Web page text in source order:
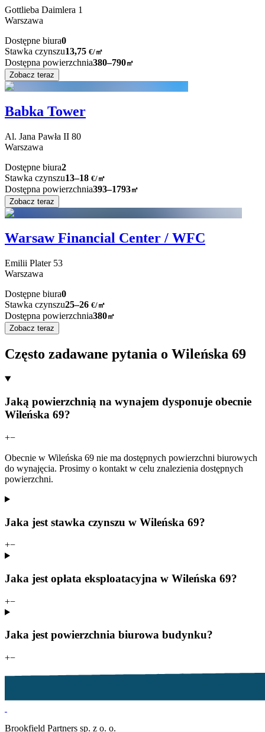
Gottlieba Daimlera 1
Warszawa
Dostępne biura0
Stawka czynszu13,75 €/㎡
Dostępna powierzchnia380–790㎡
Zobacz teraz
Babka Tower
Al. Jana Pawła II 80
Warszawa
Dostępne biura2
Stawka czynszu13–18 €/㎡
Dostępna powierzchnia393–1793㎡
Zobacz teraz
Warsaw Financial Center / WFC
Emilii Plater 53
Warszawa
Dostępne biura0
Stawka czynszu25–26 €/㎡
Dostępna powierzchnia380㎡
Zobacz teraz
Często zadawane pytania o Wileńska 69
Jaką powierzchnią na wynajem dysponuje obecnie
Wileńska 69?
+−
Obecnie w Wileńska 69 nie ma dostępnych powierzchni biurowych
do wynajęcia. Prosimy o kontakt w celu znalezienia dostępnych
powierzchni.
Jaka jest stawka czynszu w Wileńska 69?
+−
Jaka jest opłata eksploatacyjna w Wileńska 69?
+−
Jaka jest powierzchnia biurowa budynku?
+−
Brookfield Partners sp. z o. o.